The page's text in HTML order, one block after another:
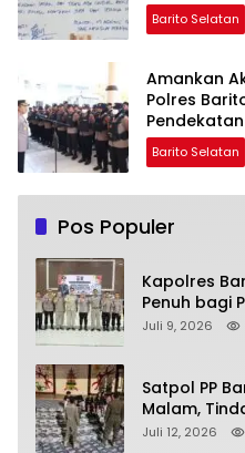
Barito Selatan
Amankan
Polres
Barito Selatan
Pos Populer
Kapolres
Penuh bagi
Kalimantan
Juli 9, 2026
Satpol PP
Malam,
soal Balap
Juli 12, 2026